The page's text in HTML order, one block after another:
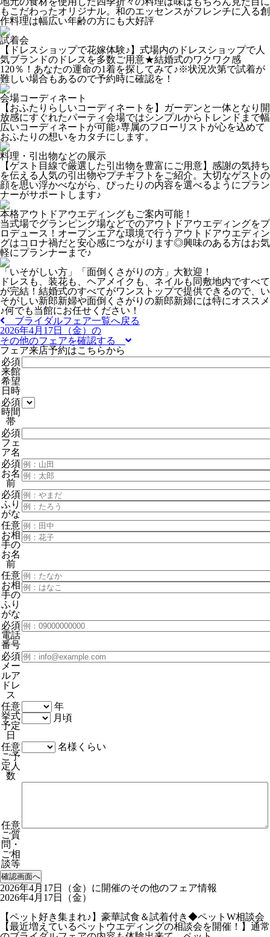
もこだわったオリジナル。和のエッセンスがフレンチに入る創
作料理は幅広い年齢の方にも大好評
試着会
【ドレスショップで花嫁体験♪】式場内のドレスショップで人
気ブランドのドレスを多数ご用意★結婚式のワクワク感
120％！あなたの運命の1着を探してみて♪※状況次第で試着が
難しい場合もあるので予約時に確認を！
会場コーディネート
【おふたりらしいコーディネートを】ガーデンと一体となり開
放感にすぐれたパーティ会場ではシンプルからトレンドまで幅
広いコーディネートが可能♪専属のフローリストが心を込めて
おふたりの想いをカタチにします。
料理・引出物などの展示
【ゲスト目線で厳選した引出物を豊富にご用意】感謝の気持ち
を伝える人気の引出物やプチギフトをご紹介。大切なゲストの
顔を思い浮かべながら、ぴったりの内容を選べるようにプラン
ナーがサポートします♪
本格アウトドアウエディングもご案内可能！
当式場でグランピング場などでのアウトドアウエディングをプ
ロデュース！オープンエアな環境で行うアウトドアウエディン
グはコロナ禍だと安心感につながります◎興味のある方はお気
軽にプランナーまで♪
「いそがしい方」「面倒くさがりの方」大歓迎！
ドレスも、装花も、ヘアメイクも、ネイルも同敷地内ですべて
が完結！結婚式のすべてがワンストップで提供できるので、い
そがしい新郎新婦や面倒くさがりの新郎新婦には特にオススメ
♪何でも当館にお任せください！
ブライダルフェア一覧へ戻る
2026年4月17日（金）の
その他のフェアを確認する
フェア来店予約はこちらから
必須
来館
希望
日時
必須
時間
帯
必須
フェ
ア名
必須
お名
前
必須
ふり
がな
任意
お相
手の
お名
前
任意
お相
手の
ふり
がな
必須
電話
番号
必須
メー
ルア
ドレ
ス
任意
挙式
予定
日
年
月頃
任意
ご予
定人
数
名様くらい
任意
ご質
問・
ご相
談等
2026年4月17日（金）に開催のその他のフェア情報
2026年4月17日（金）
【ペット好き集まれ♪】豪華試食＆試着付き◆ペットW相談会
【最近増えているペットウエディングの相談会を開催！】通常